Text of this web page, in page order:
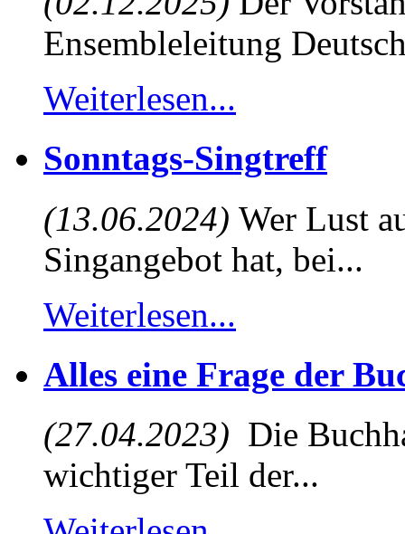
Ensembleleitung
Weiterlesen...
Sonntags-Singtreff
(13.06.2024) Wer Lust
Singangebot hat, bei...
Weiterlesen...
Alles eine Frage der
(27.04.2023) Die
wichtiger Teil der...